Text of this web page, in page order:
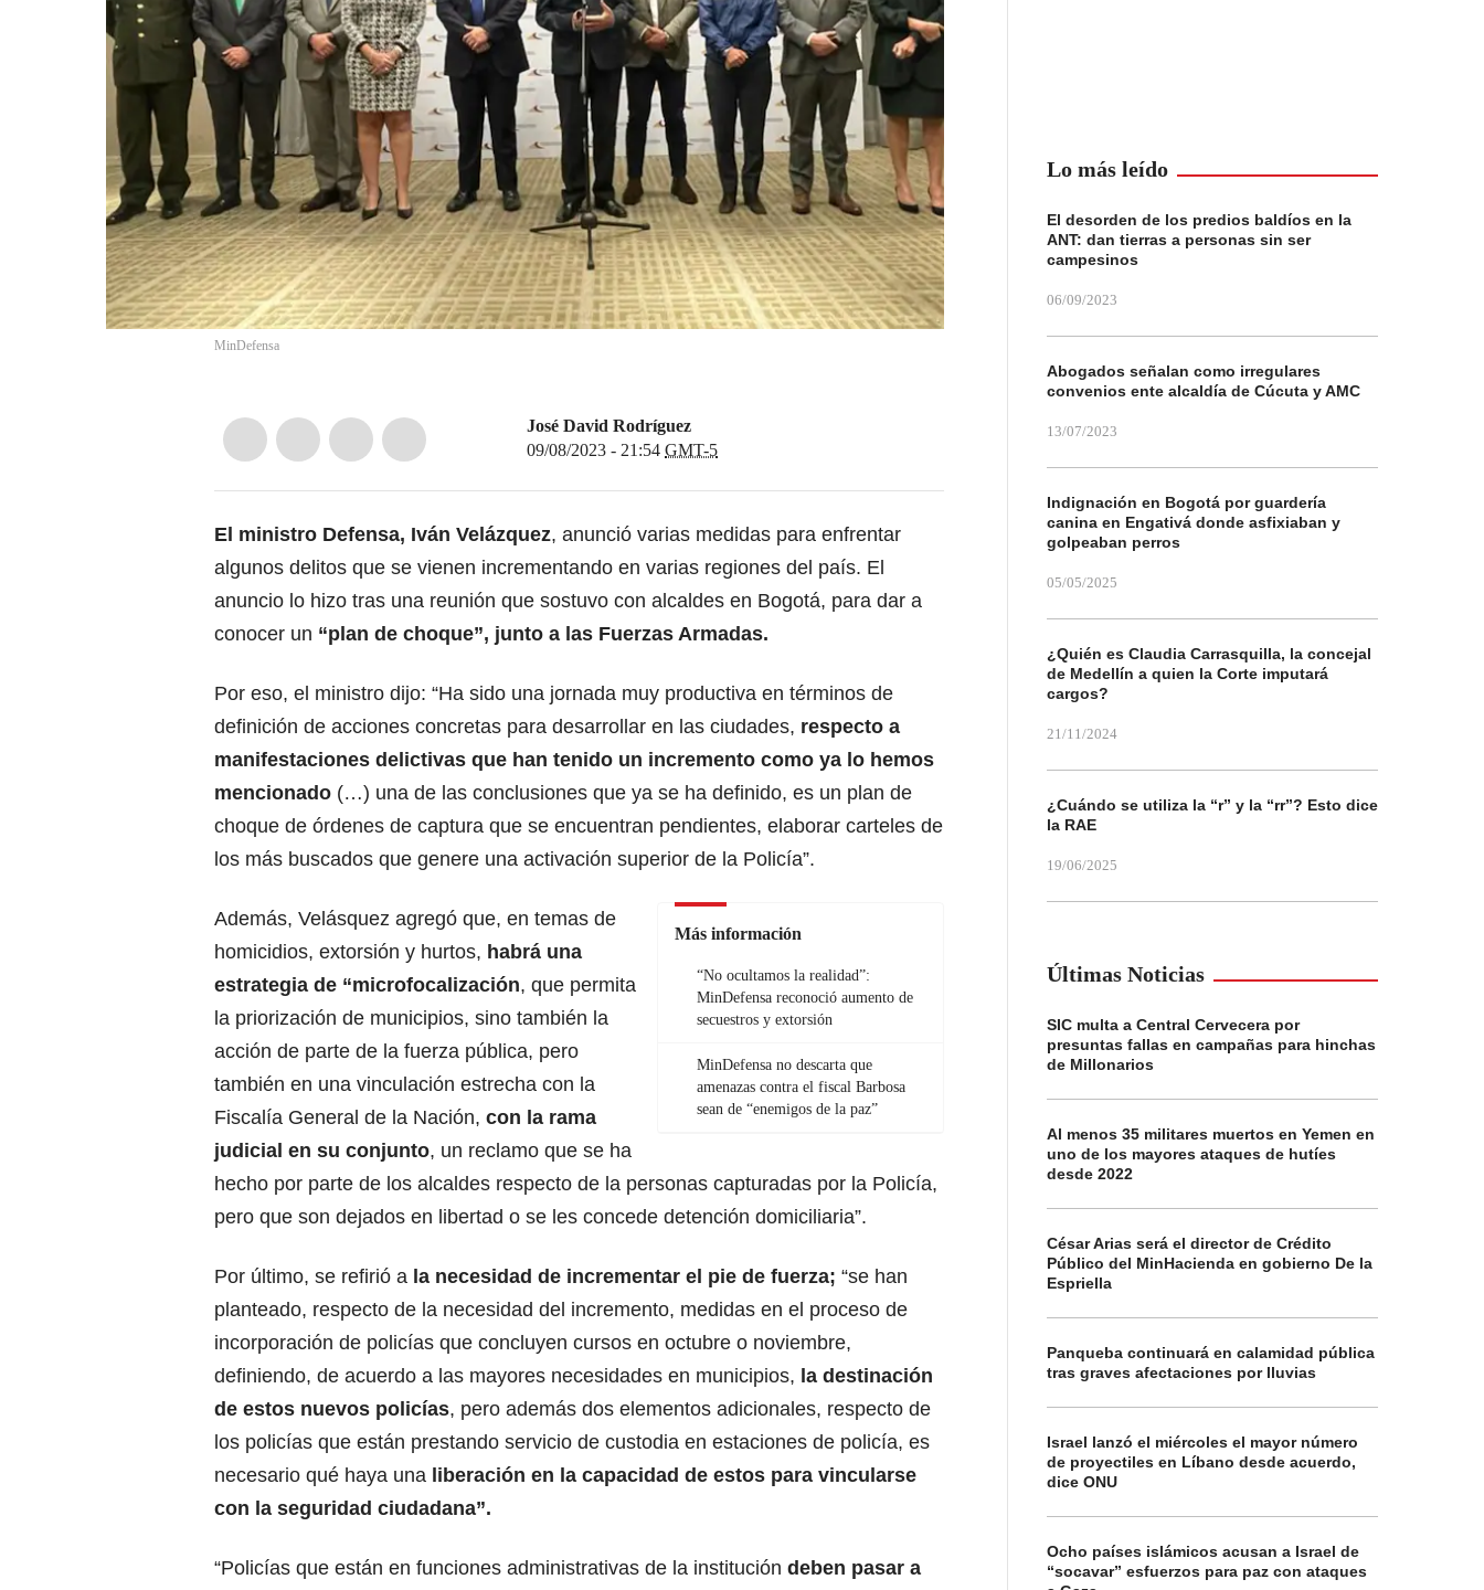
MinDefensa
José David Rodríguez
09/08/2023 - 21:54 GMT-5
El ministro Defensa, Iván Velázquez, anunció varias medidas para enfrentar
algunos delitos que se vienen incrementando en varias regiones del país. El
anuncio lo hizo tras una reunión que sostuvo con alcaldes en Bogotá, para dar a
conocer un “plan de choque”, junto a las Fuerzas Armadas.
Por eso, el ministro dijo: “Ha sido una jornada muy productiva en términos de
definición de acciones concretas para desarrollar en las ciudades, respecto a
manifestaciones delictivas que han tenido un incremento como ya lo hemos
mencionado (…) una de las conclusiones que ya se ha definido, es un plan de
choque de órdenes de captura que se encuentran pendientes, elaborar carteles de
los más buscados que genere una activación superior de la Policía”.
Más información
“No ocultamos la realidad”:
MinDefensa reconoció aumento de
secuestros y extorsión
MinDefensa no descarta que
amenazas contra el fiscal Barbosa
sean de “enemigos de la paz”
Además, Velásquez agregó que, en temas de
homicidios, extorsión y hurtos, habrá una
estrategia de “microfocalización, que permita
la priorización de municipios, sino también la
acción de parte de la fuerza pública, pero
también en una vinculación estrecha con la
Fiscalía General de la Nación, con la rama
judicial en su conjunto, un reclamo que se ha
hecho por parte de los alcaldes respecto de la personas capturadas por la Policía,
pero que son dejados en libertad o se les concede detención domiciliaria”.
Por último, se refirió a la necesidad de incrementar el pie de fuerza; “se han
planteado, respecto de la necesidad del incremento, medidas en el proceso de
incorporación de policías que concluyen cursos en octubre o noviembre,
definiendo, de acuerdo a las mayores necesidades en municipios, la destinación
de estos nuevos policías, pero además dos elementos adicionales, respecto de
los policías que están prestando servicio de custodia en estaciones de policía, es
necesario qué haya una liberación en la capacidad de estos para vincularse
con la seguridad ciudadana”.
“Policías que están en funciones administrativas de la institución deben pasar a
Lo más leído
El desorden de los predios baldíos en la
ANT: dan tierras a personas sin ser
campesinos
06/09/2023
Abogados señalan como irregulares
convenios ente alcaldía de Cúcuta y AMC
13/07/2023
Indignación en Bogotá por guardería
canina en Engativá donde asfixiaban y
golpeaban perros
05/05/2025
¿Quién es Claudia Carrasquilla, la concejal
de Medellín a quien la Corte imputará
cargos?
21/11/2024
¿Cuándo se utiliza la “r” y la “rr”? Esto dice
la RAE
19/06/2025
Últimas Noticias
SIC multa a Central Cervecera por
presuntas fallas en campañas para hinchas
de Millonarios
Al menos 35 militares muertos en Yemen en
uno de los mayores ataques de hutíes
desde 2022
César Arias será el director de Crédito
Público del MinHacienda en gobierno De la
Espriella
Panqueba continuará en calamidad pública
tras graves afectaciones por lluvias
Israel lanzó el miércoles el mayor número
de proyectiles en Líbano desde acuerdo,
dice ONU
Ocho países islámicos acusan a Israel de
“socavar” esfuerzos para paz con ataques